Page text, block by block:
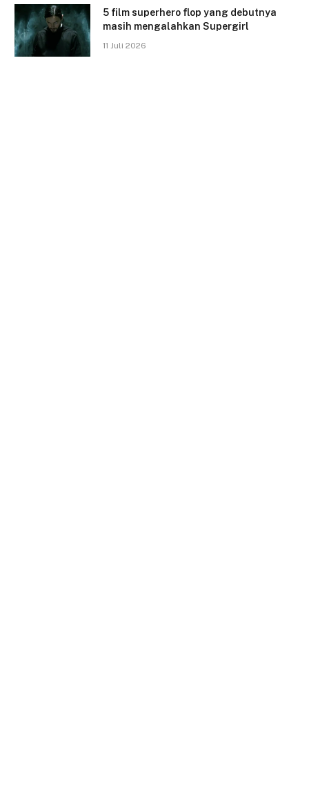
5 film superhero flop yang debutnya
masih mengalahkan Supergirl
11 Juli 2026